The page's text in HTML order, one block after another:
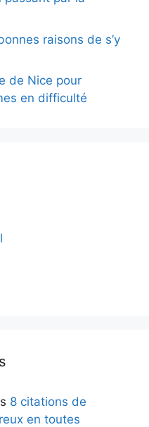
raisons de s’y
de Nice pour
en difficulté
8 citations de
en toutes